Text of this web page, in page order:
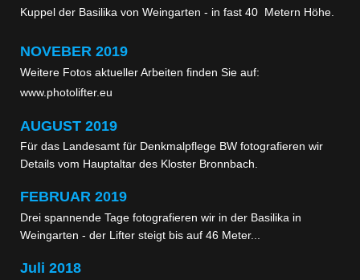
Kuppel der Basilika von Weingarten - in fast 40 Metern Höhe.
NOVEBER 2019
Weitere Fotos aktueller Arbeiten finden Sie auf:
www.photolifter.eu
AUGUST 2019
Für das Landesamt für Denkmalpflege BW fotografieren wir
Details vom Hauptaltar des Kloster Bronnbach.
FEBRUAR 2019
Drei spannende Tage fotografieren wir in der Basilika in
Weingarten - der Lifter steigt bis auf 46 Meter...
Juli 2018